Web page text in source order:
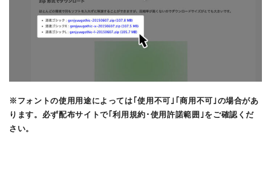
※フォントの使用用途によっては｢使用不可｣｢商用不可｣の場合があ
ります。必ず配布サイトで｢利用規約･使用許諾範囲｣をご確認くだ
さい。